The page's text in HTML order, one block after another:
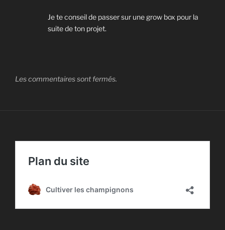
Je te conseil de passer sur une grow box pour la
suite de ton projet.
Les commentaires sont fermés.